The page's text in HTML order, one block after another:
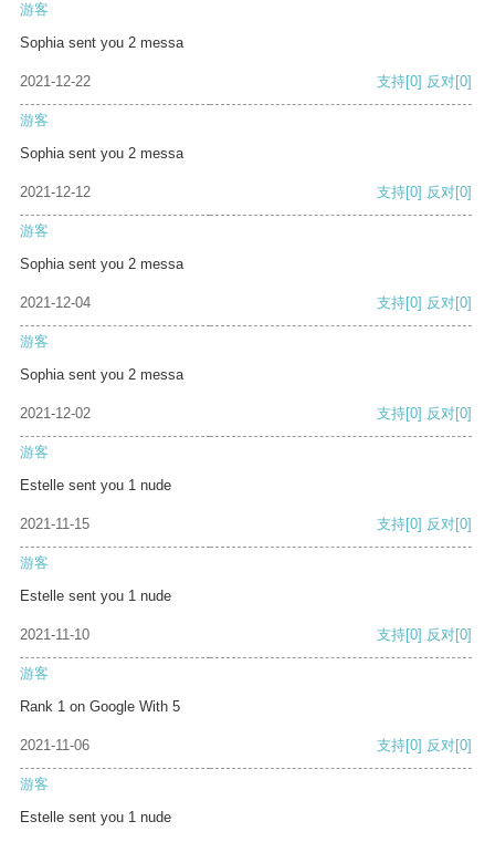
游客
Sophia sent you 2 messa
2021-12-22 支持[0] 反对[0]
游客
Sophia sent you 2 messa
2021-12-12 支持[0] 反对[0]
游客
Sophia sent you 2 messa
2021-12-04 支持[0] 反对[0]
游客
Sophia sent you 2 messa
2021-12-02 支持[0] 反对[0]
游客
Estelle sent you 1 nude
2021-11-15 支持[0] 反对[0]
游客
Estelle sent you 1 nude
2021-11-10 支持[0] 反对[0]
游客
Rank 1 on Google With 5
2021-11-06 支持[0] 反对[0]
游客
Estelle sent you 1 nude